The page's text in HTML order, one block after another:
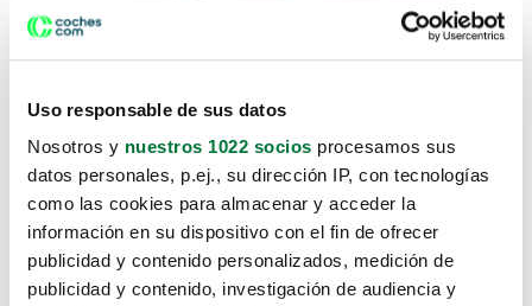
Uso responsable de sus datos
Nosotros y nuestros 1022 socios procesamos sus
datos personales, p.ej., su dirección IP, con tecnologías
como las cookies para almacenar y acceder la
información en su dispositivo con el fin de ofrecer
publicidad y contenido personalizados, medición de
publicidad y contenido, investigación de audiencia y
Lo sentimos, no sabemos como
te hemos traido hasta aquí.